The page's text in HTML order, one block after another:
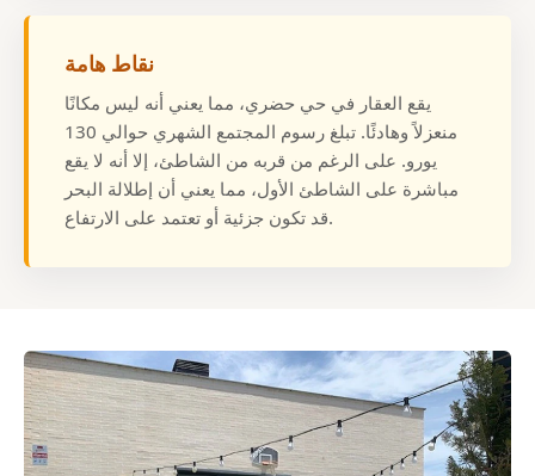
نقاط هامة
يقع العقار في حي حضري، مما يعني أنه ليس مكانًا
منعزلاً وهادئًا. تبلغ رسوم المجتمع الشهري حوالي 130
يورو. على الرغم من قربه من الشاطئ، إلا أنه لا يقع
مباشرة على الشاطئ الأول، مما يعني أن إطلالة البحر
قد تكون جزئية أو تعتمد على الارتفاع.